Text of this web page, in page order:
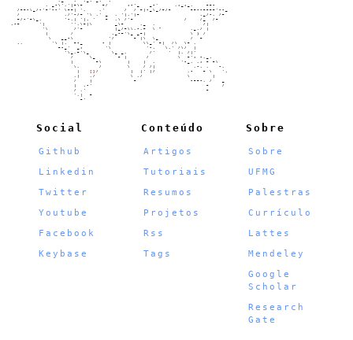
, _-\','|~\~      ~/      ;-'_   _-'     ,;_;_,    ~~-
/~~-\_/-'~'--' \~~| ',    ,'      /  / ~|-_\_/~/~      ~~--~~~~'--_
/              ,/'-/~ '\ ,' _  , '|,'|~                   ._/-, /~
~/-'~\_,       '-,| '|. '   ~  ,\ /'~                /    /_  /~
.-~      '|        '',\~|\       _\~     ,_  ,               /|
'\        /'~          |_/~\\,-,~  \ "         ,_,/ |
|       /            ._-~'\_ _~|              \ ) /
\   __-\           '/      ~ |\  \_          /  ~
.,         '\ |,  ~-_      - |          \\_' ~|  /\  \~ ,
~-_'  _;       '\           '-,   \,' /\/  |
'\_,~'\_       \_ _,       /'    '  |, /|'
/     \_       ~ |      /         \  ~'; -,_.
|       ~\        |    |  ,        '-_, ,; ~ ~\
\,      /        \    / /|            ,-, ,   -,
[]/          |  |' |/          ,-   ~ \   '.
,|   ,/           \ ,/              \       |
/    |             ~                 -~~-, /   _
|  ,-'                                    ~    /
/ ,'                                      ~
',|  ~
~'
Social
Github
Linkedin
Twitter
Youtube
Facebook
Keybase
Conteúdo
Artigos
Tutoriais
Resumos
Projetos
Rss
Tags
Sobre
Sobre
UFMG
Palestras
Currículo
Lattes
Mendeley
Google
Scholar
Research
Gate